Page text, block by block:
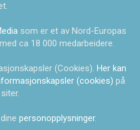
som er et av Nord-Europas
ca 18 000 medarbeidere.
(Cookies). Her kan
(cookies) på
personopplysninger.